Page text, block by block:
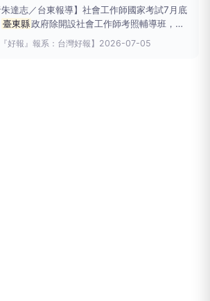
朱達志／台東報導】社會工作師國家考試7月底
臺東縣政府除開設社會工作師考照輔導班，協
工順利取得證照，今（5）日舉辦「神助攻」
動，
臺東縣
長饒慶鈴親自到場為考生加油打
『好報』報系：台灣好報】 2026-07-05